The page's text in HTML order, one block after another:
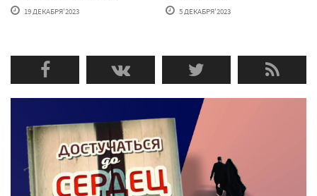
19 ДЕКАБРЯ'2023 5 ДЕКАБРЯ'2023